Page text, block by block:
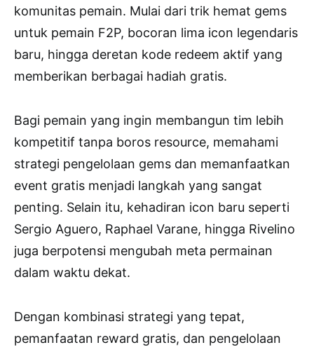
komunitas pemain. Mulai dari trik hemat gems
untuk pemain F2P, bocoran lima icon legendaris
baru, hingga deretan kode redeem aktif yang
memberikan berbagai hadiah gratis.
Bagi pemain yang ingin membangun tim lebih
kompetitif tanpa boros resource, memahami
strategi pengelolaan gems dan memanfaatkan
event gratis menjadi langkah yang sangat
penting. Selain itu, kehadiran icon baru seperti
Sergio Aguero, Raphael Varane, hingga Rivelino
juga berpotensi mengubah meta permainan
dalam waktu dekat.
Dengan kombinasi strategi yang tepat,
pemanfaatan reward gratis, dan pengelolaan